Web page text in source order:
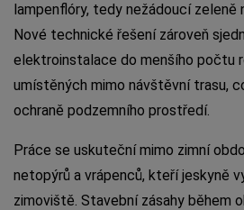
lampenflóry, tedy nežádoucí zeleně
Nové technické řešení zároveň
elektroinstalace do menšího počtu
umístěných mimo návštěvní trasu,
ochraně podzemního prostředí.
Práce se uskuteční mimo zimní
netopýrů a vrápenců, kteří jeskyně
zimoviště. Stavební zásahy během